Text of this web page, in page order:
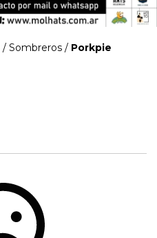
/ Sombreros / Porkpie